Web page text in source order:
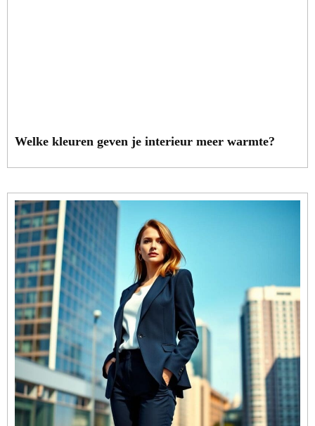
Welke kleuren geven je interieur meer warmte?